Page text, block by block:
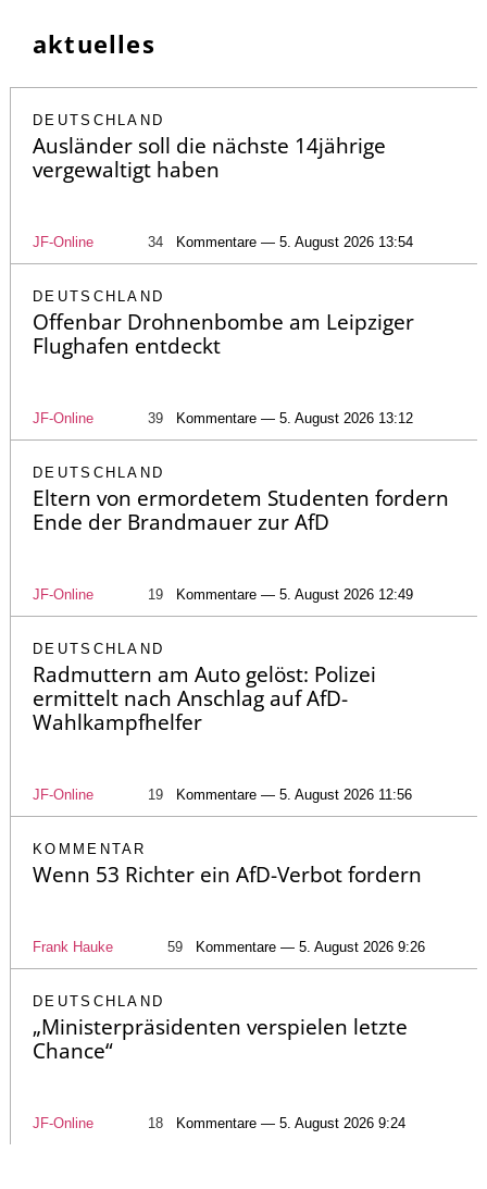
aktuelles
DEUTSCHLAND
Ausländer soll die nächste 14jährige
vergewaltigt haben
JF-Online 34 Kommentare — 5. August 2026 13:54
DEUTSCHLAND
Offenbar Drohnenbombe am Leipziger
Flughafen entdeckt
JF-Online 39 Kommentare — 5. August 2026 13:12
DEUTSCHLAND
Eltern von ermordetem Studenten fordern
Ende der Brandmauer zur AfD
JF-Online 19 Kommentare — 5. August 2026 12:49
DEUTSCHLAND
Radmuttern am Auto gelöst: Polizei
ermittelt nach Anschlag auf AfD-
Wahlkampfhelfer
JF-Online 19 Kommentare — 5. August 2026 11:56
KOMMENTAR
Wenn 53 Richter ein AfD-Verbot fordern
Frank Hauke 59 Kommentare — 5. August 2026 9:26
DEUTSCHLAND
„Ministerpräsidenten verspielen letzte
Chance“
JF-Online 18 Kommentare — 5. August 2026 9:24